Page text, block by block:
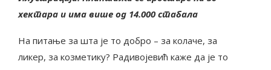
хектара и има више од 14.000 стабала
На питање за шта је то добро – за колаче, за
ликер, за козметику? Радивојевић каже да је то